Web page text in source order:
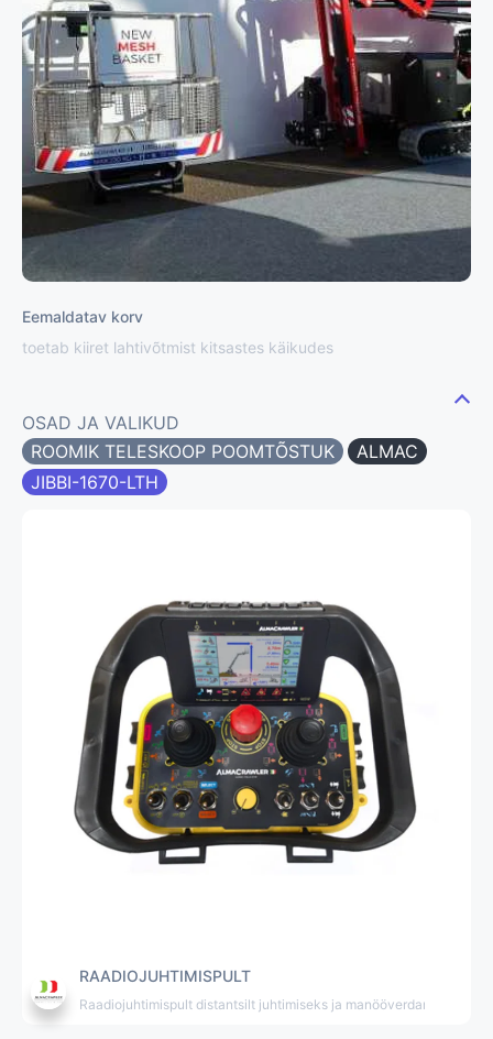
Eemaldatav korv
toetab kiiret lahtivõtmist kitsastes käikudes
OSAD JA VALIKUD
ROOMIK TELESKOOP POOMTÕSTUK
ALMAC
JIBBI-1670-LTH
RAADIOJUHTIMISPULT
Raadiojuhtimispult distantsilt juhtimiseks ja manööverdamiseks